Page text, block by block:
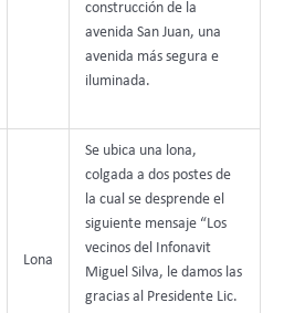
construcción de la
avenida San Juan, una
avenida más segura e
iluminada.
Lona
Se ubica una lona,
colgada a dos postes de
la cual se desprende el
siguiente mensaje “Los
vecinos del Infonavit
Miguel Silva, le damos las
gracias al Presidente Lic.